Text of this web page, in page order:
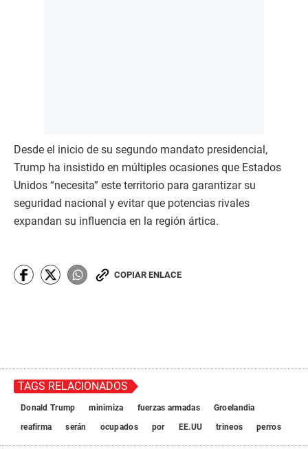
Desde el inicio de su segundo mandato presidencial,
Trump ha insistido en múltiples ocasiones que Estados
Unidos “necesita” este territorio para garantizar su
seguridad nacional y evitar que potencias rivales
expandan su influencia en la región ártica.​
COPIAR ENLACE
TAGS RELACIONADOS
Donald Trump minimiza fuerzas armadas
Groelandia
reafirma
serán ocupados por EE.UU trineos perros